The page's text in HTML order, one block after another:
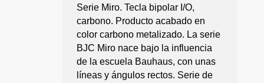
Serie Miro. Tecla bipolar I/O,
carbono. Producto acabado en
color carbono metalizado. La serie
BJC Miro nace bajo la influencia
de la escuela Bauhaus, con unas
líneas y ángulos rectos. Serie de